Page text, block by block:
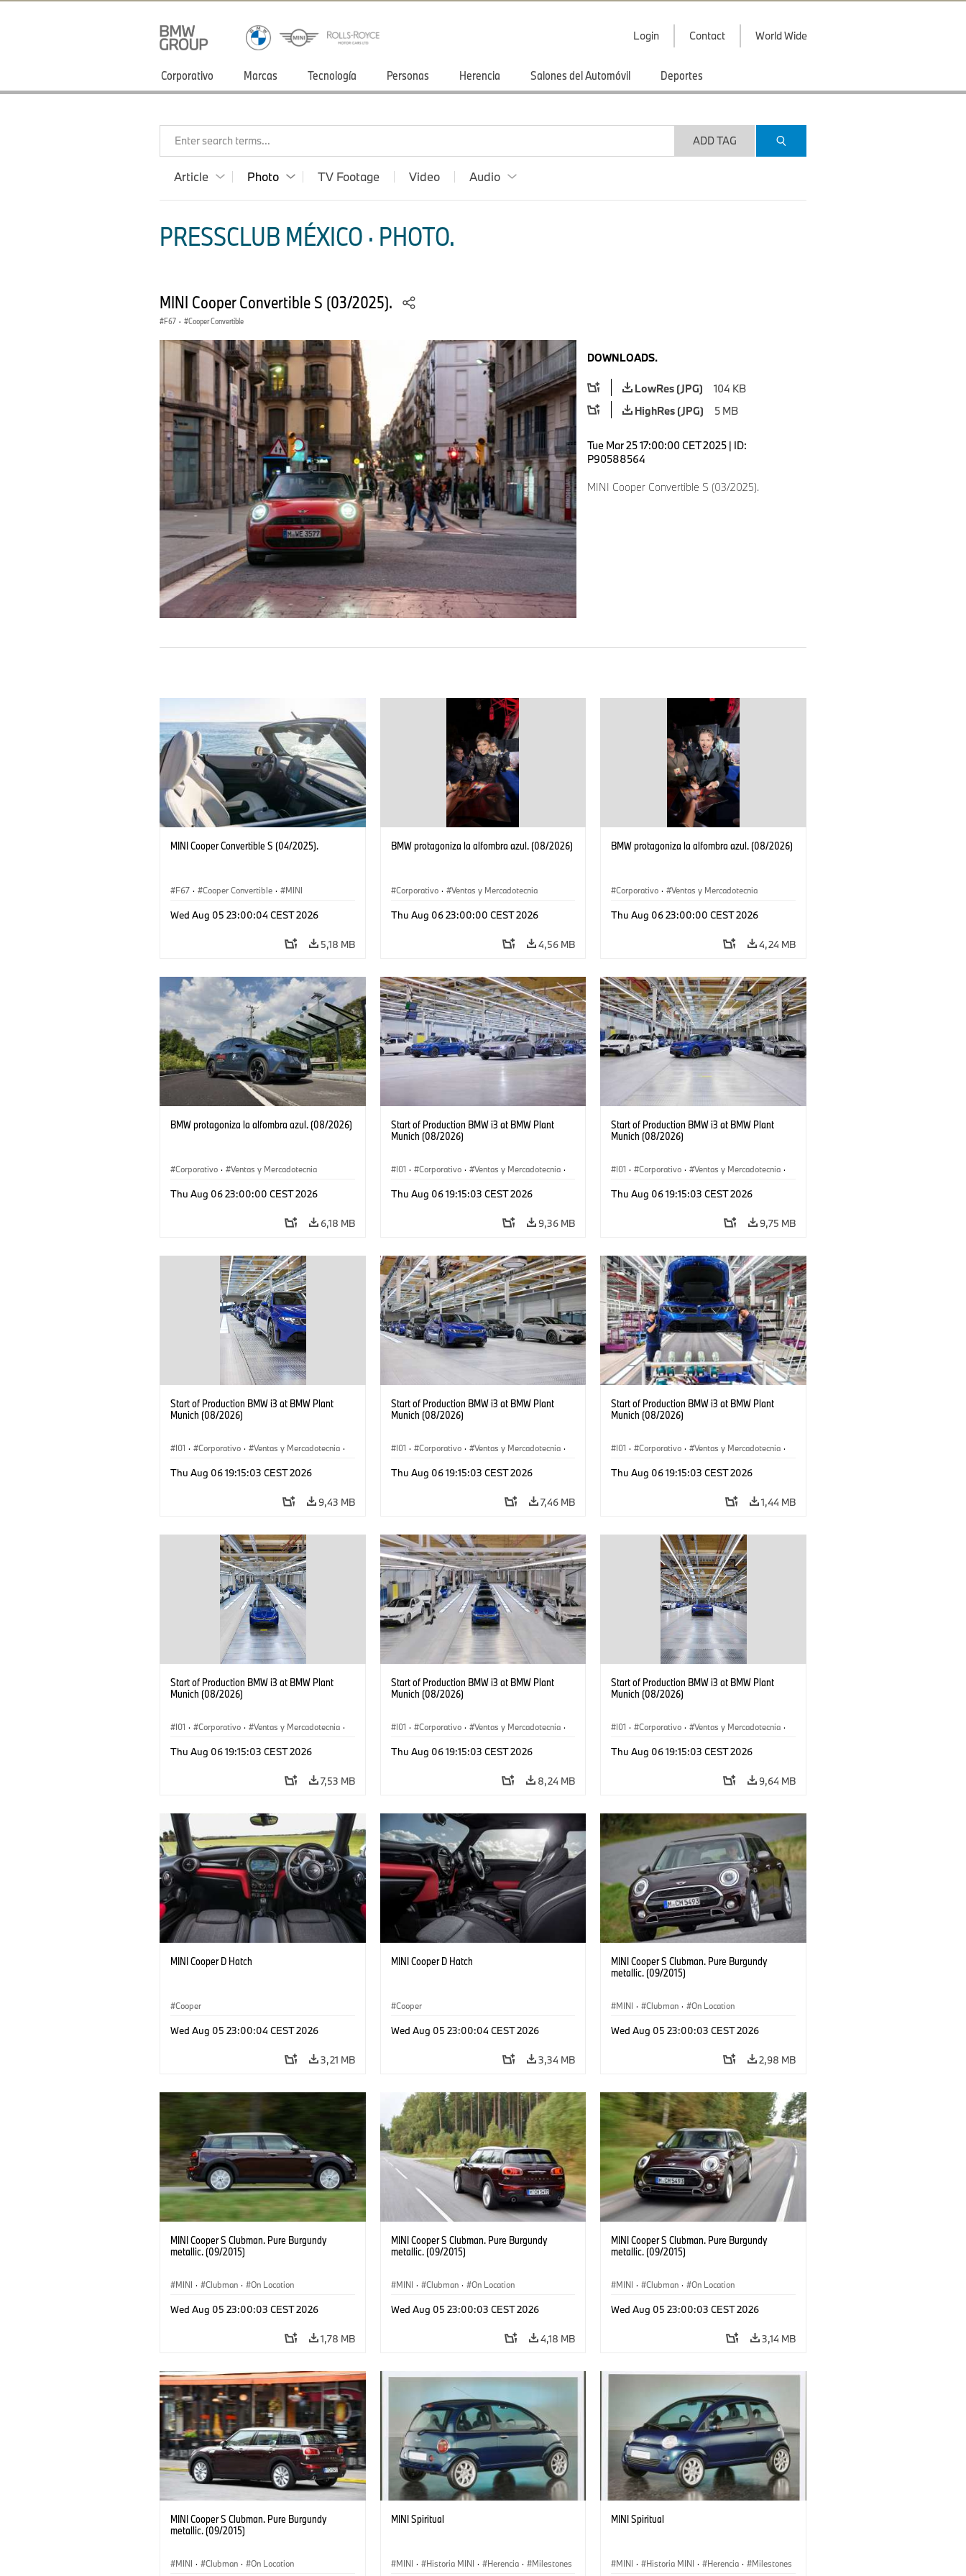
Login Contact World Wide
Corporativo Marcas Tecnología Personas Herencia Salones del Automóvil Deportes
Enter search terms... ADD TAG
Article Photo TV Footage Video Audio
PRESSCLUB MÉXICO · PHOTO.
MINI Cooper Convertible S (03/2025).
F67 · Cooper Convertible
DOWNLOADS.
LowRes (JPG)
104 KB
HighRes (JPG)
5 MB
Tue Mar 25 17:00:00 CET 2025 | ID:
P90588564
MINI Cooper Convertible S (03/2025).
MINI Cooper Convertible S (04/2025).
F67 · Cooper Convertible · MINI
Wed Aug 05 23:00:04 CEST 2026
5,18 MB
BMW protagoniza la alfombra azul. (08/2026)
Corporativo · Ventas y Mercadotecnia
Thu Aug 06 23:00:00 CEST 2026
4,56 MB
BMW protagoniza la alfombra azul. (08/2026)
Corporativo · Ventas y Mercadotecnia
Thu Aug 06 23:00:00 CEST 2026
4,24 MB
BMW protagoniza la alfombra azul. (08/2026)
Corporativo · Ventas y Mercadotecnia
Thu Aug 06 23:00:00 CEST 2026
6,18 MB
Start of Production BMW i3 at BMW Plant
Munich (08/2026)
I01 · Corporativo · Ventas y Mercadotecnia ·
Thu Aug 06 19:15:03 CEST 2026
9,36 MB
Start of Production BMW i3 at BMW Plant
Munich (08/2026)
I01 · Corporativo · Ventas y Mercadotecnia ·
Thu Aug 06 19:15:03 CEST 2026
9,75 MB
Start of Production BMW i3 at BMW Plant
Munich (08/2026)
I01 · Corporativo · Ventas y Mercadotecnia ·
Thu Aug 06 19:15:03 CEST 2026
9,43 MB
Start of Production BMW i3 at BMW Plant
Munich (08/2026)
I01 · Corporativo · Ventas y Mercadotecnia ·
Thu Aug 06 19:15:03 CEST 2026
7,46 MB
Start of Production BMW i3 at BMW Plant
Munich (08/2026)
I01 · Corporativo · Ventas y Mercadotecnia ·
Thu Aug 06 19:15:03 CEST 2026
1,44 MB
Start of Production BMW i3 at BMW Plant
Munich (08/2026)
I01 · Corporativo · Ventas y Mercadotecnia ·
Thu Aug 06 19:15:03 CEST 2026
7,53 MB
Start of Production BMW i3 at BMW Plant
Munich (08/2026)
I01 · Corporativo · Ventas y Mercadotecnia ·
Thu Aug 06 19:15:03 CEST 2026
8,24 MB
Start of Production BMW i3 at BMW Plant
Munich (08/2026)
I01 · Corporativo · Ventas y Mercadotecnia ·
Thu Aug 06 19:15:03 CEST 2026
9,64 MB
MINI Cooper D Hatch
Cooper
Wed Aug 05 23:00:04 CEST 2026
3,21 MB
MINI Cooper D Hatch
Cooper
Wed Aug 05 23:00:04 CEST 2026
3,34 MB
MINI Cooper S Clubman. Pure Burgundy
metallic. (09/2015)
MINI · Clubman · On Location
Wed Aug 05 23:00:03 CEST 2026
2,98 MB
MINI Cooper S Clubman. Pure Burgundy
metallic. (09/2015)
MINI · Clubman · On Location
Wed Aug 05 23:00:03 CEST 2026
1,78 MB
MINI Cooper S Clubman. Pure Burgundy
metallic. (09/2015)
MINI · Clubman · On Location
Wed Aug 05 23:00:03 CEST 2026
4,18 MB
MINI Cooper S Clubman. Pure Burgundy
metallic. (09/2015)
MINI · Clubman · On Location
Wed Aug 05 23:00:03 CEST 2026
3,14 MB
MINI Cooper S Clubman. Pure Burgundy
metallic. (09/2015)
MINI · Clubman · On Location
MINI Spiritual
MINI · Historia MINI · Herencia · Milestones
MINI Spiritual
MINI · Historia MINI · Herencia · Milestones